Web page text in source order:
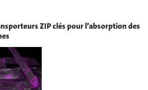
ZIP clés pour l’absorption des